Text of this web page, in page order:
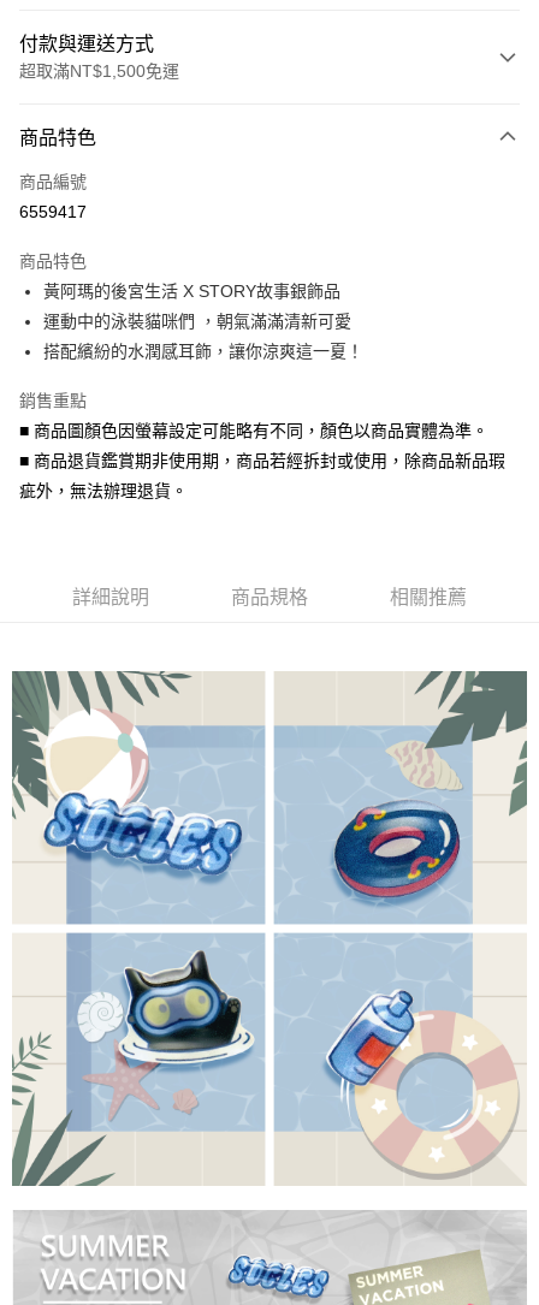
付款與運送方式
超取滿NT$1,500免運
信用卡一次付款
信用卡分期付款
合作金庫商業銀行
華南商業銀行
彰化商業銀行
上海商業儲蓄銀行
台北富邦商業銀行
國泰世華商業銀行
兆豐國際商業銀行
匯豐（台灣）商業銀行
聯邦商業銀行
遠東國際商業銀行
元大商業銀行
永豐商業銀行
台新國際商業銀行
6 期 0 利率 每期
華南商業銀行
彰化商業銀行
上海商業儲蓄銀行
台北富邦商業銀行
臺灣中小企業銀行
匯豐（台灣）商業銀行
華泰商業銀行
聯邦商業銀行
遠東國際商業銀行
元大商業銀行
超商取貨付款
LINE Pay
Apple Pay
街口支付
悠遊付
相關說明
便利好安心！
１．簡單：不需註冊會員、不需綁卡、不需儲值。
２．便利：只要手機號碼，簡訊認證，即可結帳。
３．安心：先確認商品／服務後，再付款。
【「AFTEE先享後付」結帳流程】
１．於結帳方式選擇「AFTEE先享後付」後，將跳轉至「AFTEE先享後付」
結帳頁面，進行簡訊認證並確認金額後，即可完成結帳。
２．訂單成立數日內，您將收到繳費通知簡訊。
３．收到繳費通知簡訊後14天內，點擊此簡訊中的連結，可透過四大超商／
ATM／網路銀行／等多元方式進行付款，方視為交易完成。
※ 請注意：結帳手續完成當下不需立刻繳費，但若您需要取消訂單，請聯絡
後付繳納相關費用。
※ 交易是否成功請以「AFTEE先享後付 」之結帳頁面顯示為準，若有關於
是否繳費成功／繳費後需取消欲退款等相關疑問，請聯繫「AFTEE先享後付
客戶支援中心」https://netprotections.freshdesk.com/support/home
【注意事項】
１．透過由恩沛科技股份有限公司提供之「AFTEE先享後付」服務完成之交
易，需依本服務之必要範圍內提供個人資料，並將交易相關給付款項請求債
權轉讓予恩沛科技股份有限公司。
２．關於個人資料處理事宜，請瀏覽以下網址：
https://aftee.tw/terms/#terms3
任。
４．使用「AFTEE先享後付」時，將依據個別帳號之用戶狀況，依本公司即
時審查核予不同之上限額度；若仍有額度不足之情形，本公司將視審查結果
貨到付款
運送方式
全家取貨付款
每筆NT$60，滿NT$1,500(含以上)免運費
每筆NT$60，滿NT$1,500(含以上)免運費
付款後7-11取貨
每筆NT$60，滿NT$1,500(含以上)免運費
宅配
每筆NT$60，滿NT$1,500(含以上)免運費
付款後門市自取
貨到付款
每筆NT$90
商品特色
商品編號
6559417
商品特色
黃阿瑪的後宮生活 X STORY故事銀飾品
運動中的泳裝貓咪們 ，朝氣滿滿清新可愛
搭配繽紛的水潤感耳飾，讓你涼爽這一夏！
銷售重點
■ 商品圖顏色因螢幕設定可能略有不同，顏色以商品實體為準。
■ 商品退貨鑑賞期非使用期，商品若經拆封或使用，除商品新品瑕
疵外，無法辦理退貨。
詳細說明 商品規格 相關推薦